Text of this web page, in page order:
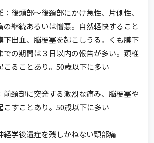
後頭部～後頚部にかけ急性、片側性、
の継続あるいは憎悪。自然軽快すること
下出血、脳梗塞を起こしうる。くも膜下
での期間は３日以内の報告が多い。頚椎
こることあり。50歳以下に多い
頚部に突発する激烈な痛み、脳梗塞や
こすことあり。50歳以下に多い
経学後遺症を残しかねない頸部痛